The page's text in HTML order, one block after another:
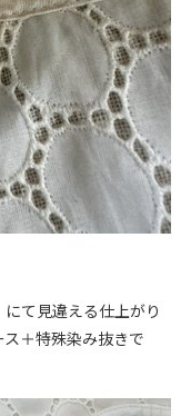
て見違える仕上がり
＋特殊染み抜きで